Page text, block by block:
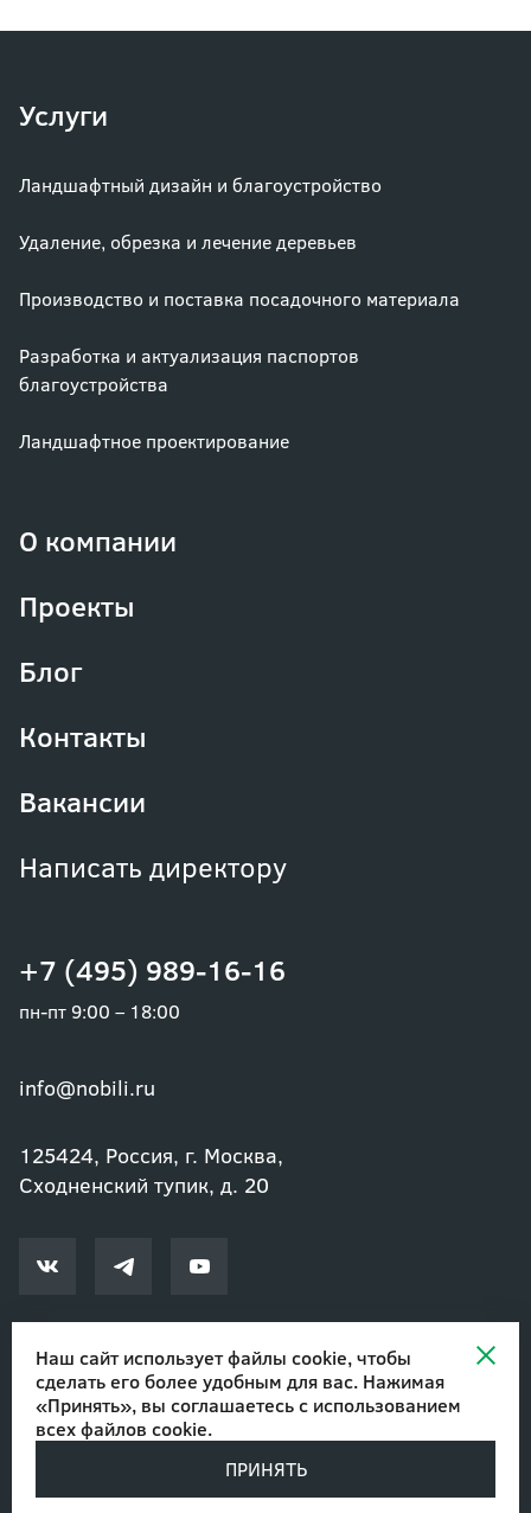
Наш сайт использует файлы cookie, чтобы
сделать его более удобным для вас. Нажимая
«Принять», вы соглашаетесь с использованием
всех файлов cookie.
ПРИНЯТЬ
+7 (495) 989-16-16
пн-пт 9:00 – 18:00
info@nobili.ru
125424, Россия, г. Москва,
Сходненский тупик, д. 20
Услуги
Ландшафтный дизайн и благоустройство
Удаление, обрезка и лечение деревьев
Производство и поставка посадочного материала
Разработка и актуализация паспортов
благоустройства
Ландшафтное проектирование
О компании
Проекты
Блог
Контакты
Вакансии
Написать директору
© 2002-2026 Озеленение и благоустройство. ООО "Нобили"
Авторские права